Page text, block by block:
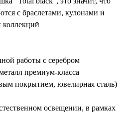
с браслетами, кулонами и
коллекций
работы с серебром
премиум-класса
покрытием, ювелирная сталь)
освещении, в рамках